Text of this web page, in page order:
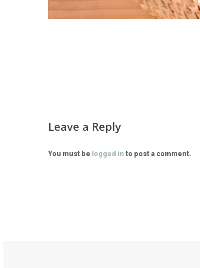
Leave a Reply
You must be logged in to post a comment.